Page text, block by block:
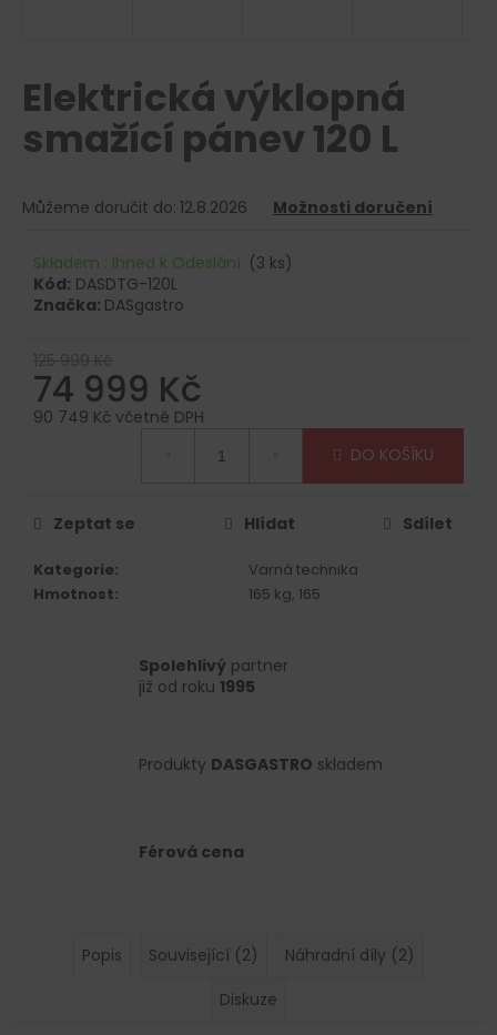
Elektrická výklopná
smažící pánev 120 L
Můžeme doručit do: 12.8.2026 Možnosti doručení
Skladem : Ihned k Odeslání (3 ks)
Kód: DASDTG-120L
Značka: DASgastro
74 999 Kč
90 749 Kč včetně DPH
DO KOŠÍKU
Kategorie:
Varná technika
Hmotnost: 165 kg, 165
Zeptat se Hlídat Sdílet
A
Spolehlivý partner
již od roku 1995
Produkty DASGASTRO skladem
Férová cena
Popis Související (2)
Náhradní díly (2)
Diskuze
í
t
?
HLEDAT
o
p
o
u
e
m